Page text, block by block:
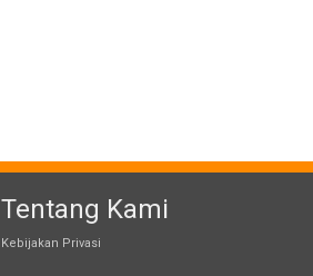
Tentang Kami
Kebijakan Privasi